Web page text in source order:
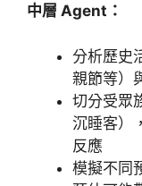
中層 Agent：
分析歷史
親節等）
切分受眾
沉睡客）
反應
模擬不同